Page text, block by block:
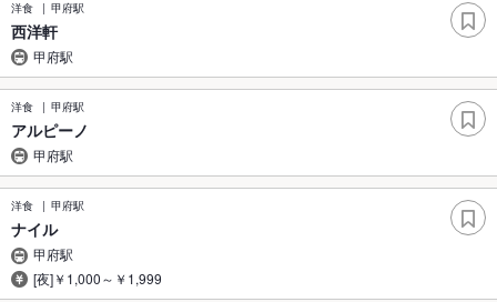
洋食 甲府駅
西洋軒
甲府駅
洋食 甲府駅
アルピーノ
甲府駅
洋食 甲府駅
ナイル
甲府駅
[夜]￥1,000～￥1,999